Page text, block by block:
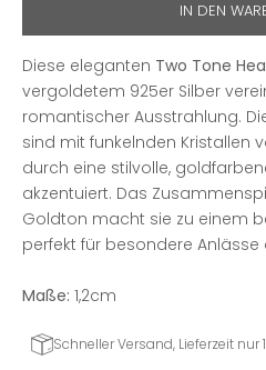
IN DEN
Diese eleganten Two Tone
vergoldetem 925er Silber
romantischer Ausstrahlung.
sind mit funkelnden Kristallen
durch eine stilvolle,
akzentuiert. Das
Goldton macht sie zu einem
perfekt für besondere
Maße: 1,2cm
Schneller Versand, Lieferzeit nur